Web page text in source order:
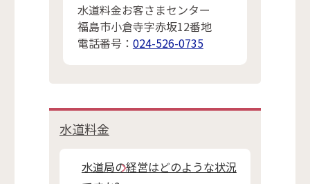
水道料金お客さまセンター
福島市小倉寺字赤坂12番地
電話番号： 024-526-0735
水道料金
水道局の経営はどのような状況